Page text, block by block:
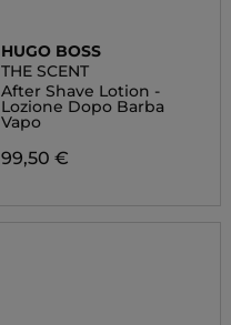
HUGO BOSS
THE SCENT
After Shave Lotion -
Lozione Dopo Barba
Vapo
99,50 €